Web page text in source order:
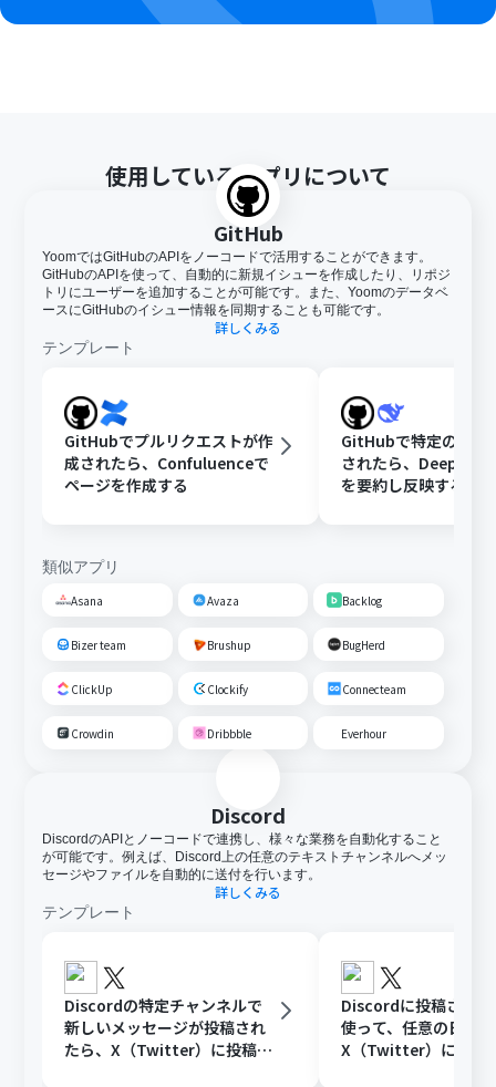
使用しているアプリについて
GitHub
YoomではGitHubのAPIをノーコードで活用することができます。
GitHubのAPIを使って、自動的に新規イシューを作成したり、リポジ
トリにユーザーを追加することが可能です。また、Yoomのデータベ
ースにGitHubのイシュー情報を同期することも可能です。
詳しくみる
テンプレート
GitHubでプルリクエストが作
成されたら、Confuluenceで
ページを作成する
GitHubで特定の
されたら、
を要約し反映する
類似アプリ
Asana Avaza Backlog
Bizer team Brushup BugHerd
ClickUp Clockify Connecteam
Crowdin Dribbble Everhour
Discord
DiscordのAPIとノーコードで連携し、様々な業務を自動化すること
が可能です。例えば、Discord上の任意のテキストチャンネルへメッ
セージやファイルを自動的に送付を行います。
詳しくみる
テンプレート
Discordの特定チャンネルで
新しいメッセージが投稿され
たら、X（Twitter）に投稿す
Discordに投稿され
使って、任意の日時に
X（Twitter）に投稿